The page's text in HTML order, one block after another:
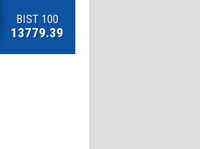
BIST 100
13779.39